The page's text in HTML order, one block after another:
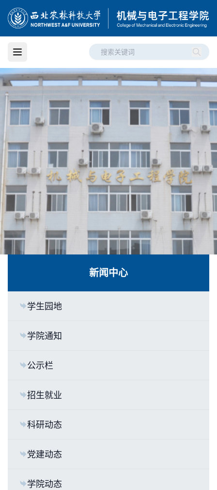
新闻中心
学生园地
学院通知
公示栏
招生就业
科研动态
党建动态
学院动态